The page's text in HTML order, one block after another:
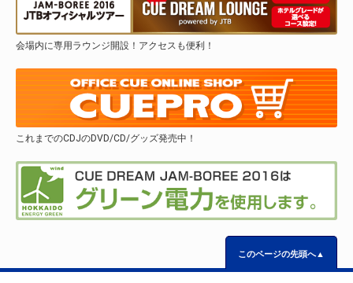
会場内に専用ラウンジ開設！アクセスも便利！
これまでのCDJのDVD/CD/グッズ発売中！
このページの先頭へ▲